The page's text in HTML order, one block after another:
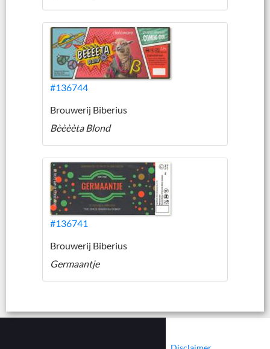
#136744
Brouwerij Biberius
Bèèèèta Blond
#136741
Brouwerij Biberius
Germaantje